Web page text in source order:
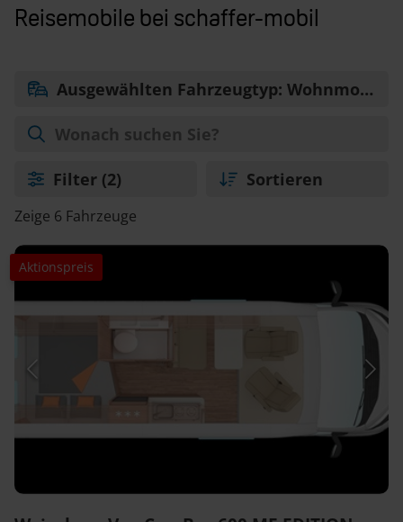
Reisemobile bei schaffer-mobil
Ausgewählten Fahrzeugtyp: Wohnmobil
Filter(2) Sortieren
Zeige 6 Fahrzeuge
Aktionspreis